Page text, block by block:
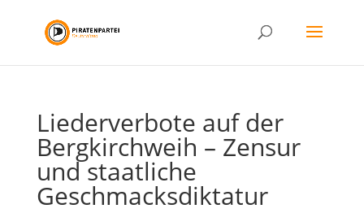
Liederverbote auf der
Bergkirchweih – Zensur
und staatliche
Geschmacksdiktatur